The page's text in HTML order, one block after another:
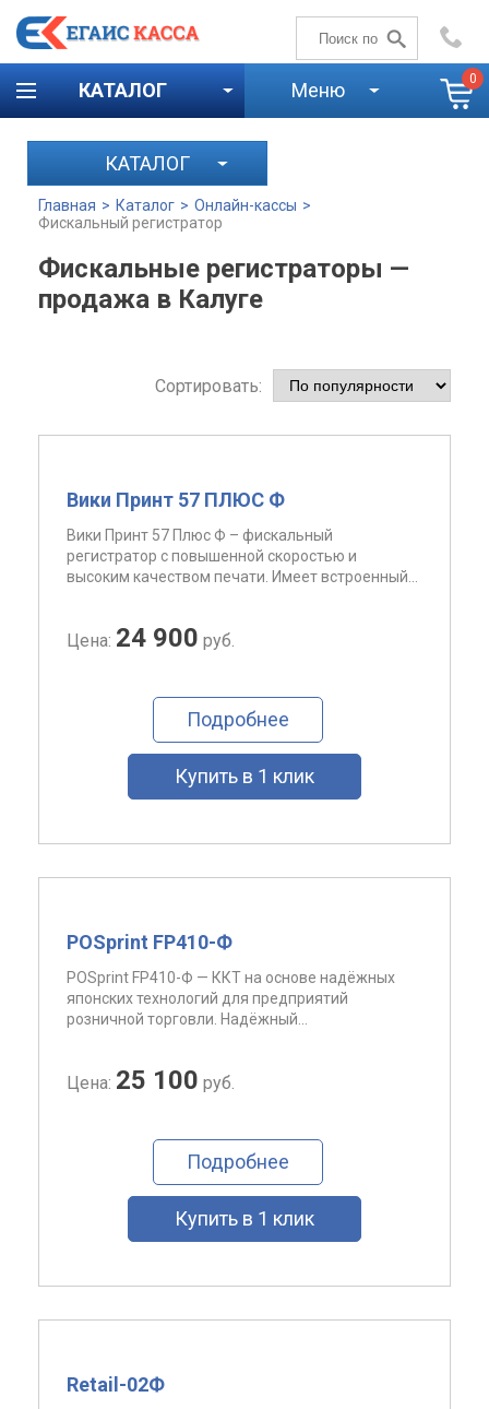
+7 (4842)59-58-00
КАТАЛОГ Меню 0
КАТАЛОГ
Главная > Каталог > Онлайн-кассы >
Фискальный регистратор
Фискальные регистраторы —
продажа в Калуге
Сортировать:
Вики Принт 57 ПЛЮС Ф
Вики Принт 57 Плюс Ф – фискальный
регистратор с повышенной скоростью и
высоким качеством печати. Имеет встроенный...
Цена: 24 900 руб.
Подробнее
Купить в 1 клик
POSprint FP410-Ф
POSprint FP410-Ф — ККТ на основе надёжных
японских технологий для предприятий
розничной торговли. Надёжный...
Цена: 25 100 руб.
Подробнее
Купить в 1 клик
Retail-02Ф